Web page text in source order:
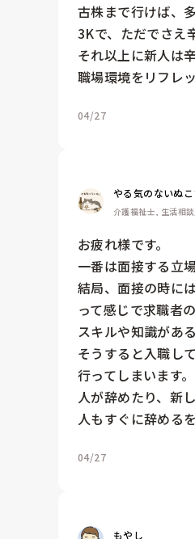
古株まで行けば、
3Kで、ただでさえ
それ以上に新人は
職場環境をリフレ
04/27
やる気のないぬ
介護福祉士, 生活相
お疲れ様です。
一番は面接する立
結局、面接の時に
って感じで求職者
スキルや知識があ
そうすると入職し
行ってしまいます。
人が辞めたり、新
人もすぐに辞める
04/27
もやし